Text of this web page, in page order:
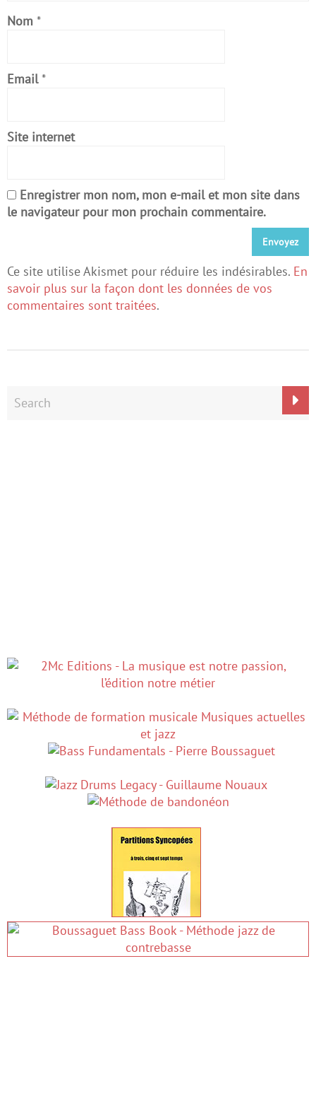
Nom *
Email *
Site internet
Enregistrer mon nom, mon e-mail et mon site dans
le navigateur pour mon prochain commentaire.
Ce site utilise Akismet pour réduire les indésirables. En
savoir plus sur la façon dont les données de vos
commentaires sont traitées.